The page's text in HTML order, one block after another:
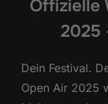
Offizielle
2025
Dein Festival.
Open Air 2025